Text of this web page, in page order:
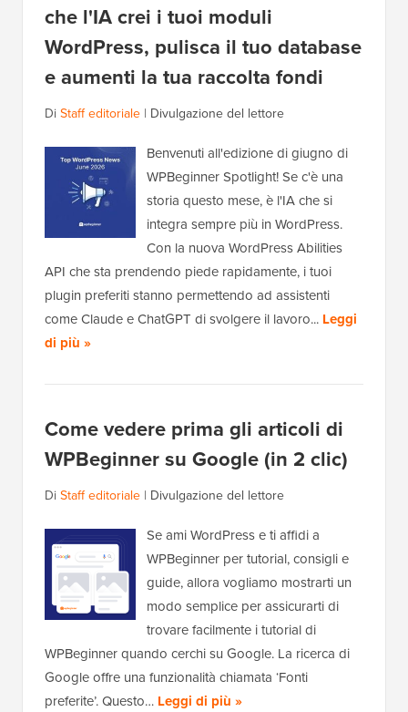
che l'IA crei i tuoi moduli
WordPress, pulisca il tuo database
e aumenti la tua raccolta fondi
Di Staff editoriale | Divulgazione del lettore
Benvenuti all'edizione di giugno di
WPBeginner Spotlight! Se c'è una
storia questo mese, è l'IA che si
integra sempre più in WordPress.
Con la nuova WordPress Abilities
API che sta prendendo piede rapidamente, i tuoi
plugin preferiti stanno permettendo ad assistenti
come Claude e ChatGPT di svolgere il lavoro... Leggi
di più »
Come vedere prima gli articoli di
WPBeginner su Google (in 2 clic)
Di Staff editoriale | Divulgazione del lettore
Se ami WordPress e ti affidi a
WPBeginner per tutorial, consigli e
guide, allora vogliamo mostrarti un
modo semplice per assicurarti di
trovare facilmente i tutorial di
WPBeginner quando cerchi su Google. La ricerca di
Google offre una funzionalità chiamata ‘Fonti
preferite’. Questo… Leggi di più »